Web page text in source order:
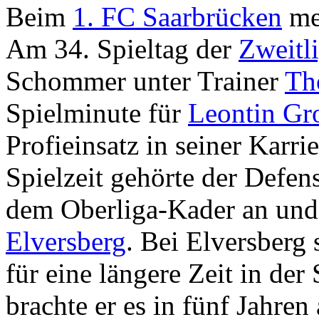
Beim 1. FC Saarbrücken
Am 34. Spieltag der
Schommer unter Trainer
Spielminute für Leontin
Profieinsatz in seiner
Spielzeit gehörte der
dem Oberliga-Kader an
Elversberg. Bei Elversberg
für eine längere Zeit in der
brachte er es in fünf